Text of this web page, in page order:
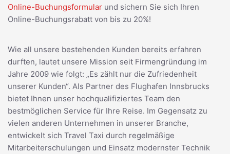
Online-Buchungsformular und sichern Sie sich Ihren
Online-Buchungsrabatt von bis zu 20%!
Wie all unsere bestehenden Kunden bereits erfahren
durften, lautet unsere Mission seit Firmengründung im
Jahre 2009 wie folgt: „Es zählt nur die Zufriedenheit
unserer Kunden“. Als Partner des Flughafen Innsbrucks
bietet Ihnen unser hochqualifiziertes Team den
bestmöglichen Service für Ihre Reise. Im Gegensatz zu
vielen anderen Unternehmen in unserer Branche,
entwickelt sich Travel Taxi durch regelmäßige
Mitarbeiterschulungen und Einsatz modernster Technik